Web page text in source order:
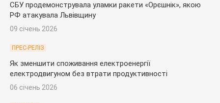
СБУ продемонструвала уламки ракети «Орєшнік», якою
РФ атакувала Львівщину
09 січень 2026
ПРЕС-РЕЛІЗ
Як зменшити споживання електроенергії
електродвигуном без втрати продуктивності
06 січень 2026